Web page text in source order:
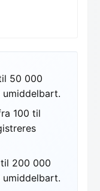
50 000
umiddelbart.
100 til
200 000
umiddelbart.